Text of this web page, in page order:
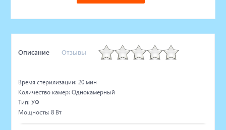
Описание Отзывы
Время стерилизации: 20 мин
Количество камер: Однокамерный
Тип: УФ
Мощность: 8 Вт